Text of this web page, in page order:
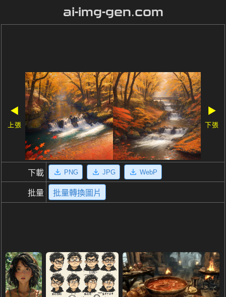
ai-img-gen.com
◀
上張
▶
下張
下載 PNG JPG WebP
批量 批量轉換圖片